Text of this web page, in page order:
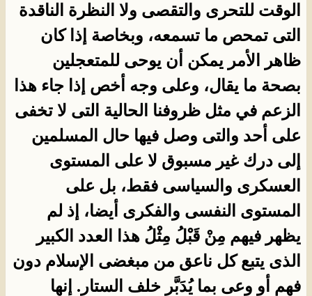
الوقت للتحرى والتقصى ولا النظرة الناقدة
التى تمحص ما تسمعه، وبخاصة إذا كان
ظاهر الأمر يمكن أن يوحى للمتعجلين
بصحة ما يقال، وعلى وجه أخص إذا جاء هذا
الزعم في مثل ظروفنا الحالية التى لا تخفى
على أحد والتى وصل فيها حال المسلمين
إلى درك غير مسبوق لا على المستوى
العسكرى والسياسى فقط، بل على
المستوى النفسى والفكرى أيضا، إذ لم
يظهر فيهم مِنْ قَبْلُ مِثْلُ هذا العدد الكبير
الذى يتبع كل ناعق من مبغضى الإسلام دون
فهم أو وعى بما يُدَبَّر خلف الستار. إنها